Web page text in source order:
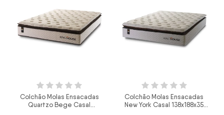
Colchão Molas Ensacadas
Quartzo Bege Casal
Colchão Molas Ensacadas
New York Casal 138x188x35